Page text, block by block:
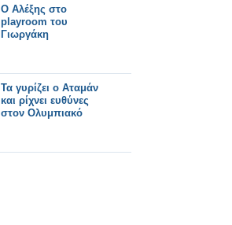
Ο Αλέξης στο
playroom του
Γιωργάκη
Τα γυρίζει ο Αταμάν
και ρίχνει ευθύνες
στον Ολυμπιακό